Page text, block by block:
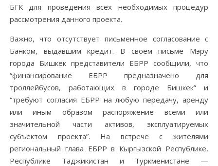
БГК для проведения всех необходимых процедур
рассмотрения данного проекта.
Важно, что отсутствует письменное согласование с
Банком, выдавшим кредит. В своем письме Мэру
города Бишкек представители ЕБРР сообщили, что
“финансирование ЕБРР предназначено для
троллейбусов, работающих в городе Бишкек” и
“требуют согласия ЕБРР на любую передачу, аренду
или иным образом распоряжение всеми или
значительной части активов, эксплуатируемых
субъектом проекта”. На встрече с жителями
региональный глава ЕБРР в Кыргызской Республике,
Республике Таджикистан и Туркменистане —